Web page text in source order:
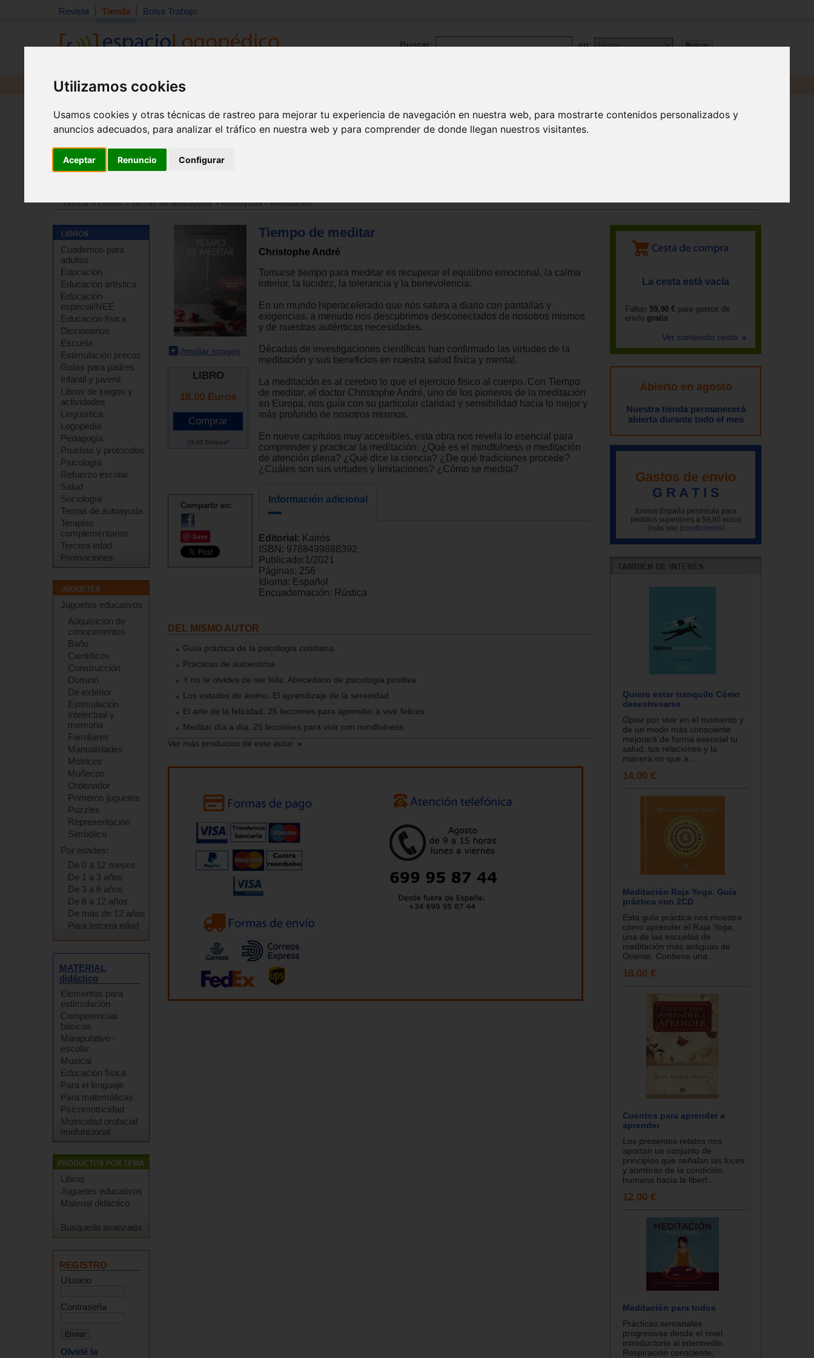
Utilizamos cookies
Usamos cookies y otras técnicas de rastreo para mejorar tu experiencia de navegación en nuestra web, para mostrarte contenidos personalizados y
anuncios adecuados, para analizar el tráfico en nuestra web y para comprender de donde llegan nuestros visitantes.
Aceptar Renuncio Configurar
Revista Tienda Bolsa Trabajo
Buscar: en:
Revista Libros Material
Tienda>Libros>Temas de autoayuda>Autoayuda - Meditación
Cuadernos para
adultos
Educación
Educación artística
Educación
especial/NEE
Educación física
Diccionarios
Escuela
Estimulación precoz
Guías para padres
Infantil y juvenil
Libros de juegos y
actividades
Lingüística
Logopedia
Pedagogía
Pruebas y protocolos
Psicología
Refuerzo escolar
Salud
Sociología
Temas de autoayuda
Terapias
complementarias
Tercera edad
Promociones
Juguetes educativos
Adquisición de
conocimientos
Baño
Científicos
Construcción
Dominó
De exterior
Estimulación
intelectual y
memoria
Familiares
Manualidades
Motrices
Muñecos
Ordenador
Primeros juguetes
Puzzles
Representación
Simbólico
Por edades:
De 0 a 12 meses
De 1 a 3 años
De 3 a 6 años
De 6 a 12 años
De más de 12 años
Para tercera edad
MATERIAL
didáctico
Elementos para
estimulación
Competencias
básicas
Manipulativo -
escolar
Musical
Educación física
Para el lenguaje
Para matemáticas
Psicomotricidad
Motricidad orofacial
miofuncional
Libros
Juguetes educativos
Material didáctico
Busqueda avanzada
REGISTRO
Usuario
Contraseña
Olvidé la
Ampliar imagen
LIBRO
18.00 Euros
19.95 Dólares*
Compartir en:
Save
Tiempo de meditar
Christophe André
Tomarse tiempo para meditar es recuperar el equilibrio emocional, la calma
interior, la lucidez, la tolerancia y la benevolencia.
En un mundo hiperacelerado que nos satura a diario con pantallas y
exigencias, a menudo nos descubrimos desconectados de nosotros mismos
y de nuestras auténticas necesidades.
Décadas de investigaciones científicas han confirmado las virtudes de la
meditación y sus beneficios en nuestra salud física y mental.
La meditación es al cerebro lo que el ejercicio físico al cuerpo. Con Tiempo
de meditar, el doctor Christophe André, uno de los pioneros de la meditación
en Europa, nos guía con su particular claridad y sensibilidad hacia lo mejor y
más profundo de nosotros mismos.
En nueve capítulos muy accesibles, esta obra nos revela lo esencial para
comprender y practicar la meditación: ¿Qué es el mindfulness o meditación
de atención plena? ¿Qué dice la ciencia? ¿De qué tradiciones procede?
¿Cuáles son sus virtudes y limitaciones? ¿Cómo se medita?
Información adicional
Editorial: Kairós
ISBN: 9788499888392
Publicado:1/2021
Páginas: 256
Idioma: Español
Encuadernación: Rústica
DEL MISMO AUTOR
Guía práctica de la psicología cotidiana.
Prácticas de autoestima
Y no te olvides de ser feliz. Abecedario de psicología positiva
Los estados de ánimo. El aprendizaje de la serenidad
El arte de la felicidad. 25 lecciones para aprender a vivir felices
Meditar día a día. 25 lecciones para vivir con mindfulness
Ver más productos de este autor
La cesta está vacía
Faltan 59,90 € para gastos de
envío gratis
Ver contenido cesta
Abierto en agosto
Nuestra tienda permanecerá
abierta durante todo el mes
Gastos de envío
G R A T I S
Envíos España península para
pedidos superiores a 59,90 euros
(más iva) (condiciones)
Quiero estar tranquilo Cómo
desestresarse
Optar por vivir en el momento y
de un modo más consciente
mejorará de forma esencial tu
salud, tus relaciones y la
manera en que a...
14.00 €
Meditación Raja Yoga. Guía
práctica con 2CD
Esta guía práctica nos muestra
cómo aprender el Raja Yoga,
una de las escuelas de
meditación más antiguas de
Oriente. Contiene una...
18.00 €
Cuentos para aprender a
aprender
Los presentes relatos nos
aportan un conjunto de
principios que señalan las luces
y sombras de la condición
humana hacia la libert...
12.00 €
Meditación para todos
Prácticas semanales
progresivas desde el nivel
introductorio al intermedio.
Respiración consciente,